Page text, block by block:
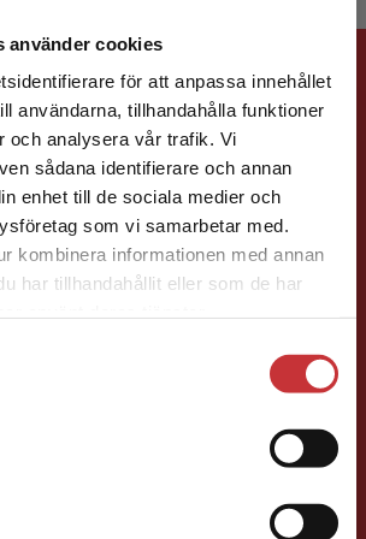
använder cookies
för att anpassa innehållet
användarna, tillhandahålla funktioner
och analysera vår trafik. Vi
sådana identifierare och annan
enhet till de sociala medier och
som vi samarbetar med.
kombinera informationen med annan
har tillhandahållit eller som de har
fraktregion
att du besöker
via en enhet utanför Sverige.
leveranser utanför Sverige. För
ett köp måste
Arfwidsson